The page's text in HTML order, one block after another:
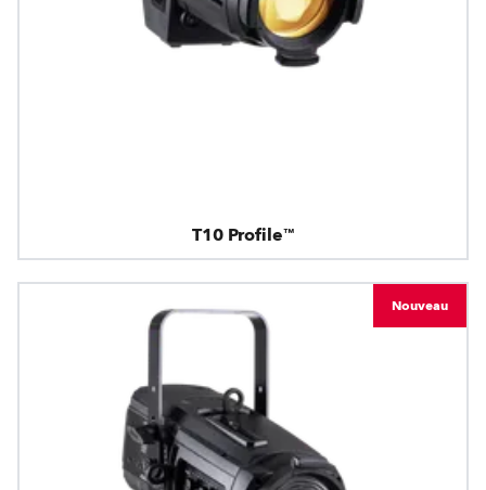
T10 Profile™
Nouveau